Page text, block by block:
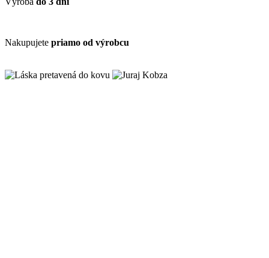
Nakupujete priamo od výrobcu